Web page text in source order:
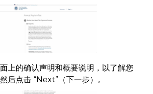
上的确认声明和概要说明，以了解您
后点击 “Next”（下一步）。